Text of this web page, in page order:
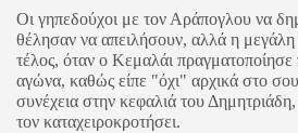
Οι γηπεδούχοι με τον Αράπογλου να
θέλησαν να απειλήσουν, αλλά η μεγάλη
τέλος, όταν ο Κεμαλάι
αγώνα, καθώς είπε "όχι" αρχικά στο
συνέχεια στην κεφαλιά του
τον καταχειροκροτήσει.